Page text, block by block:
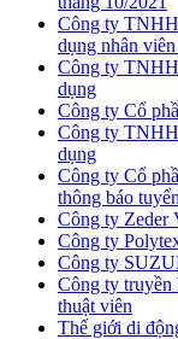
Công ty TNHH
dụng nhân
Công ty
dụng
Công ty Cổ
Công ty
dụng
Công ty Cổ
thông báo
Công ty Zeder
Công ty
Công ty
Công ty truyền
thuật viên
Thế giới di